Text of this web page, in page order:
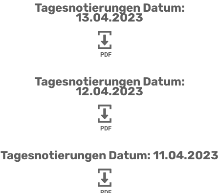
Tagesnotierungen Datum:
13.04.2023
PDF
Tagesnotierungen Datum:
12.04.2023
PDF
Tagesnotierungen Datum: 11.04.2023